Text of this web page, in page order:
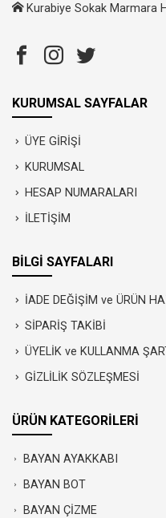
Kurabiye Sokak Marmara
KURUMSAL SAYFALAR
ÜYE GİRİŞİ
KURUMSAL
HESAP NUMARALARI
İLETİŞİM
BİLGİ SAYFALARI
İADE DEĞİŞİM ve ÜRÜN
SİPARİŞ TAKİBİ
ÜYELİK ve KULLANMA
GİZLİLİK SÖZLEŞMESİ
ÜRÜN KATEGORİLERİ
BAYAN AYAKKABI
BAYAN BOT
BAYAN ÇİZME